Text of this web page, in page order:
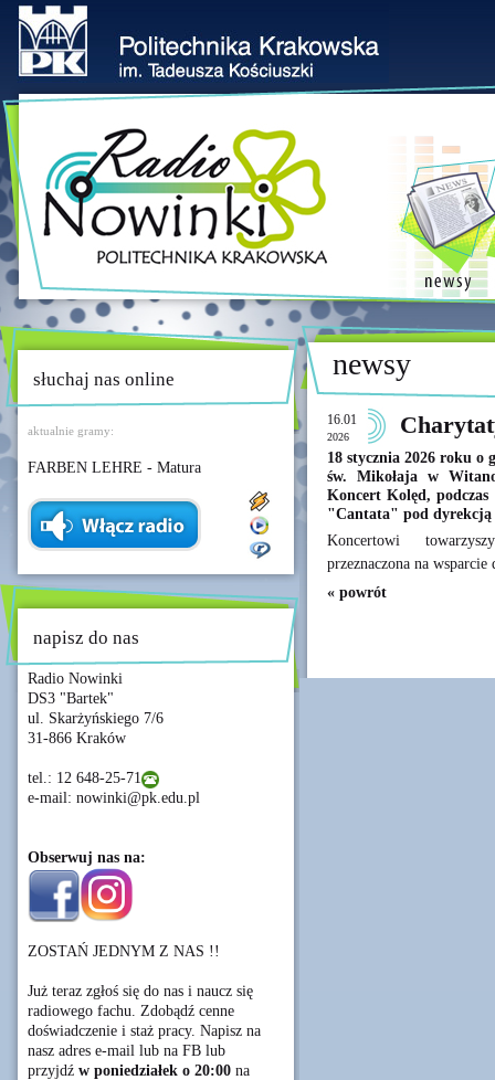
słuchaj nas online
aktualnie gramy:
FARBEN LEHRE - Matura
napisz do nas
Radio Nowinki
DS3 "Bartek"
ul. Skarżyńskiego 7/6
31-866 Kraków
tel.: 12 648-25-71
e-mail: nowinki@pk.edu.pl
Obserwuj nas na:
ZOSTAŃ JEDNYM Z NAS !!
Już teraz zgłoś się do nas i naucz się
radiowego fachu. Zdobądź cenne
doświadczenie i staż pracy. Napisz na
nasz adres e-mail lub na FB lub
przyjdź w poniedziałek o 20:00 na
newsy
16.01
2026
18 stycznia 2026 roku o
św. Mikołaja w
Koncert Kolęd,
"Cantata" pod dyrekcją
Koncertowi
przeznaczona na wsparcie
« powrót